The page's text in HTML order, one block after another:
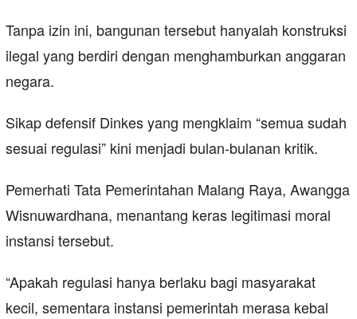
Tanpa izin ini, bangunan tersebut hanyalah konstruksi
ilegal yang berdiri dengan menghamburkan anggaran
negara.
Sikap defensif Dinkes yang mengklaim “semua sudah
sesuai regulasi” kini menjadi bulan-bulanan kritik.
Pemerhati Tata Pemerintahan Malang Raya, Awangga
Wisnuwardhana, menantang keras legitimasi moral
instansi tersebut.
“Apakah regulasi hanya berlaku bagi masyarakat
kecil, sementara instansi pemerintah merasa kebal